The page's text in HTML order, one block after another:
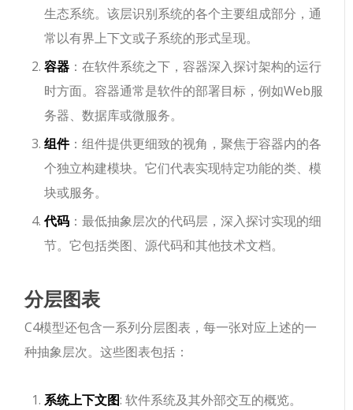
生态系统。该层识别系统的各个主要组成部分，通
常以有界上下文或子系统的形式呈现。
容器 ：在软件系统之下，容器深入探讨架构的运行
时方面。容器通常是软件的部署目标，例如Web服
务器、数据库或微服务。
组件：组件提供更细致的视角，聚焦于容器内的各
个独立构建模块。它们代表实现特定功能的类、模
块或服务。
代码 ：最低抽象层次的代码层，深入探讨实现的细
节。它包括类图、源代码和其他技术文档。
分层图表
C4模型还包含一系列分层图表，每一张对应上述的一
种抽象层次。这些图表包括：
系统上下文图: 软件系统及其外部交互的概览。